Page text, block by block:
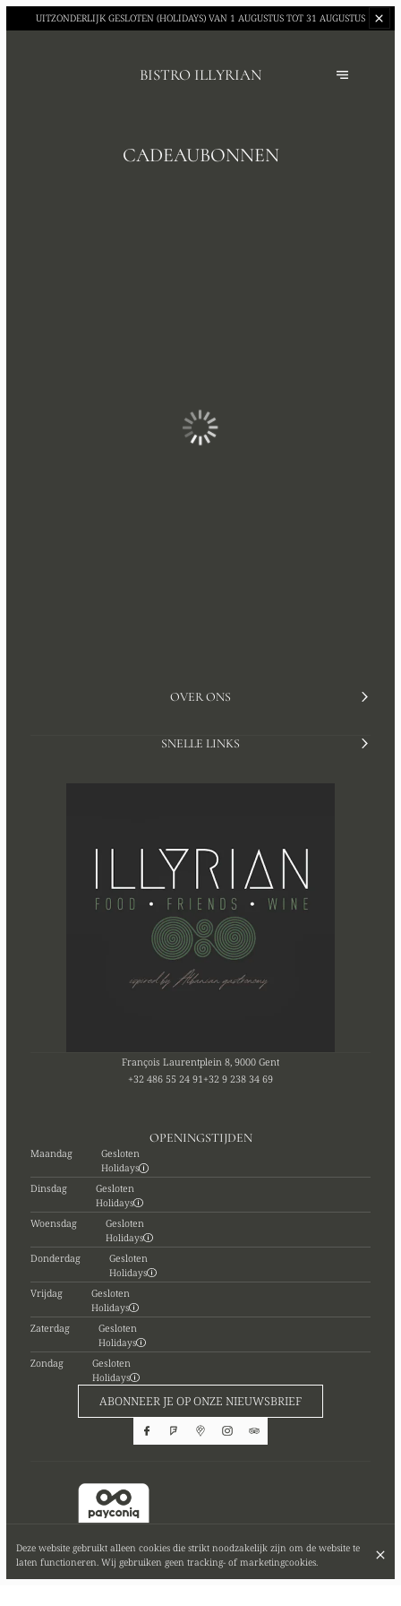
UITZONDERLIJK GESLOTEN (HOLIDAYS) VAN 1 AUGUSTUS TOT 31 AUGUSTUS
BISTRO ILLYRIAN
CADEAUBONNEN
OVER ONS
SNELLE LINKS
François Laurentplein 8, 9000 Gent
+32 486 55 24 91 +32 9 238 34 69
OPENINGSTIJDEN
Maandag Gesloten
Holidays
Dinsdag Gesloten
Holidays
Woensdag Gesloten
Holidays
Donderdag Gesloten
Holidays
Vrijdag Gesloten
Holidays
Zaterdag Gesloten
Holidays
Zondag Gesloten
Holidays
ABONNEER JE OP ONZE NIEUWSBRIEF
Deze website gebruikt alleen cookies die strikt noodzakelijk zijn om de website te
laten functioneren. Wij gebruiken geen tracking- of marketingcookies.